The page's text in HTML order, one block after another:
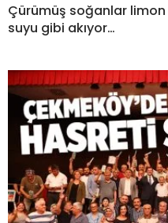
Çürümüş soğanlar limon
suyu gibi akıyor…